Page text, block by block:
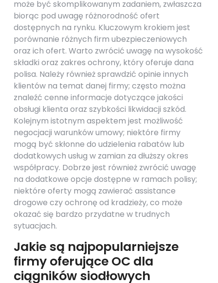
może być skomplikowanym zadaniem, zwłaszcza
biorąc pod uwagę różnorodność ofert
dostępnych na rynku. Kluczowym krokiem jest
porównanie różnych firm ubezpieczeniowych
oraz ich ofert. Warto zwrócić uwagę na wysokość
składki oraz zakres ochrony, który oferuje dana
polisa. Należy również sprawdzić opinie innych
klientów na temat danej firmy; często można
znaleźć cenne informacje dotyczące jakości
obsługi klienta oraz szybkości likwidacji szkód.
Kolejnym istotnym aspektem jest możliwość
negocjacji warunków umowy; niektóre firmy
mogą być skłonne do udzielenia rabatów lub
dodatkowych usług w zamian za dłuższy okres
współpracy. Dobrze jest również zwrócić uwagę
na dodatkowe opcje dostępne w ramach polisy;
niektóre oferty mogą zawierać assistance
drogowe czy ochronę od kradzieży, co może
okazać się bardzo przydatne w trudnych
sytuacjach.
Jakie są najpopularniejsze
firmy oferujące OC dla
ciągników siodłowych